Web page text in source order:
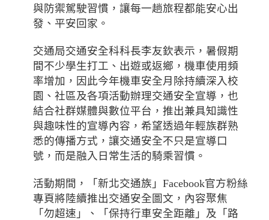
與防禦駕駛習慣，讓每一趟旅程都能安心出
發、平安回家。
交通局交通安全科科長李友欽表示，暑假期
間不少學生打工、出遊或返鄉，機車使用頻
率增加，因此今年機車安全月除持續深入校
園、社區及各項活動辦理交通安全宣導，也
結合社群媒體與數位平台，推出兼具知識性
與趣味性的宣導內容，希望透過年輕族群熟
悉的傳播方式，讓交通安全不只是宣導口
號，而是融入日常生活的騎乘習慣。
活動期間，「新北交通族」Facebook官方粉絲
專頁將陸續推出交通安全圖文，內容聚焦
「勿超速」、「保持行車安全距離」及「路